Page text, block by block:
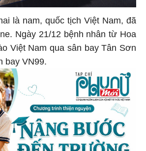
là nam, quốc tịch Việt Nam, đã
Ngày 21/12 bệnh nhân từ Hoa
Việt Nam qua sân bay Tân Sơn
bay VN99.